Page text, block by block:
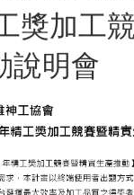
獎加工
說明會